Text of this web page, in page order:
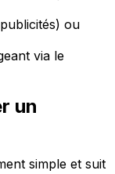
ou
via le
un
simple et suit